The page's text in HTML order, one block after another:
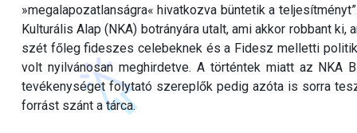
»megalapozatlanságra« hivatkozva büntetik a
Kulturális Alap (NKA) botrányára utalt, ami akkor robbant
szét főleg fideszes celebeknek és a Fidesz melletti
volt nyilvánosan meghirdetve. A történtek miatt az NKA
tevékenységet folytató szereplők pedig azóta is sorra
forrást szánt a tárca.